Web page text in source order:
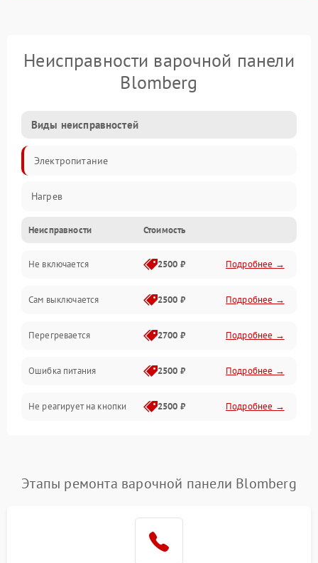
Неисправности варочной панели
Blomberg
Виды неисправностей
Электропитание
Нагрев
Неисправности Стоимость
Не включается 2500 ₽ Подробнее →
Сам выключается 2500 ₽ Подробнее →
Перегревается 2700 ₽ Подробнее →
Ошибка питания 2500 ₽ Подробнее →
Не реагирует на кнопки 2500 ₽ Подробнее →
Этапы ремонта варочной панели Blomberg